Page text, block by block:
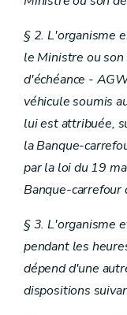
§ 2. L'organisme
le Ministre ou
d'échéance -
véhicule soumis
lui est attribuée,
la Banque-
par la loi du 19
Banque-carrefour
§ 3. L'organisme
pendant les
dépend d'une
dispositions